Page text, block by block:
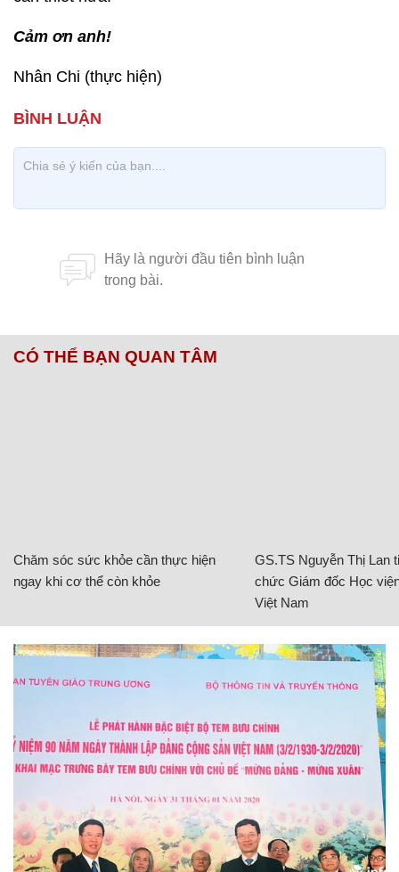
Cảm ơn anh!
Nhân Chi (thực hiện)
CÓ THỂ BẠN QUAN TÂM
Chăm sóc sức khỏe cần thực hiện
ngay khi cơ thể còn khỏe
GS.TS Nguyễn Thị Lan
chức Giám đốc Học
Việt Nam